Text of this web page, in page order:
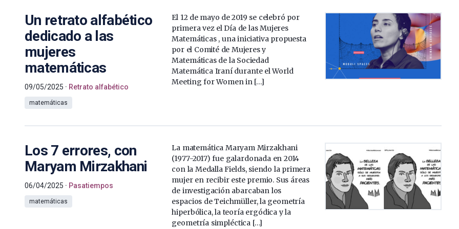
Un retrato alfabético
dedicado a las
mujeres
matemáticas
09/05/2025 Retrato alfabético
matemáticas
El 12 de mayo de 2019 se celebró por
primera vez el Día de las Mujeres
Matemáticas , una iniciativa propuesta
por el Comité de Mujeres y
Matemáticas de la Sociedad
Matemática Iraní durante el World
Meeting for Women in […]
Los 7 errores, con
Maryam Mirzakhani
06/04/2025 Pasatiempos
matemáticas
La matemática Maryam Mirzakhani
(1977-2017) fue galardonada en 2014
con la Medalla Fields, siendo la primera
mujer en recibir este premio. Sus áreas
de investigación abarcaban los
espacios de Teichmüller, la geometría
hiperbólica, la teoría ergódica y la
geometría simpléctica […]